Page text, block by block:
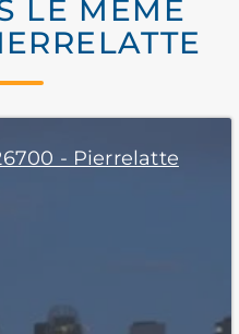
LE MÊME
- Pierrelatte